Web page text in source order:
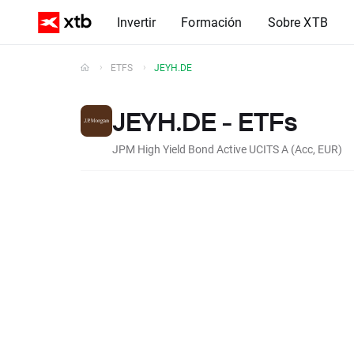
Invertir Formación Sobre XTB
ETFS JEYH.DE
JEYH.DE - ETFs
JPM High Yield Bond Active UCITS A (Acc, EUR)